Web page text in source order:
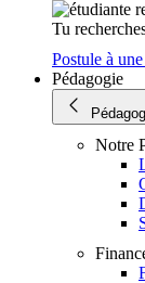
Tu
Postule à
Pédagogie
Notre